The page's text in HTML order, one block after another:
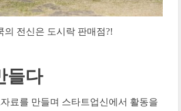
의 전신은 도시락 판매점?!
들다
료를 만들며 스타트업신에서 활동을